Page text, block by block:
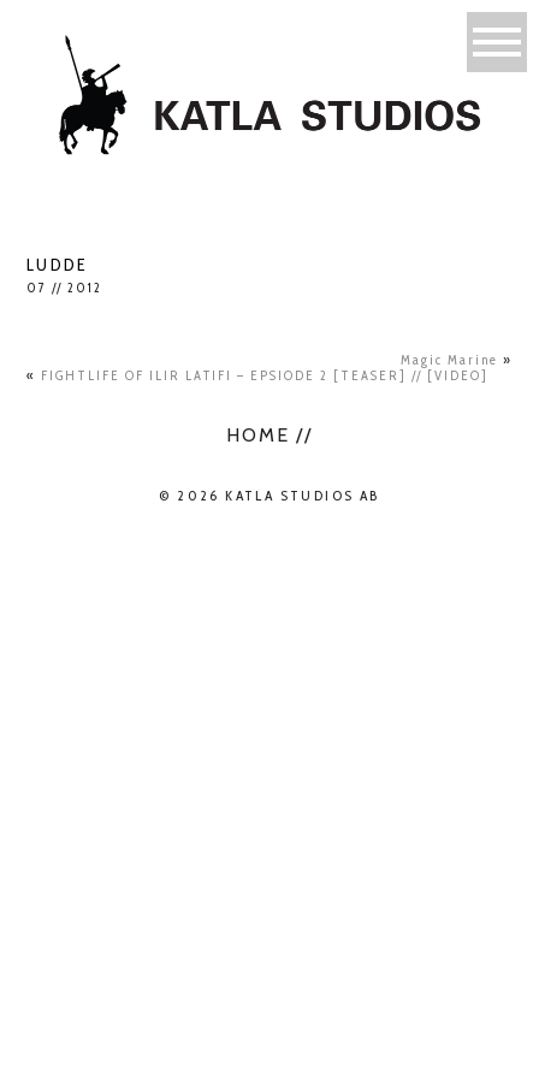
LUDDE
07 // 2012
Magic Marine »
« FIGHTLIFE OF ILIR LATIFI – EPSIODE 2 [TEASER] // [VIDEO]
HOME //
© 2026 KATLA STUDIOS AB